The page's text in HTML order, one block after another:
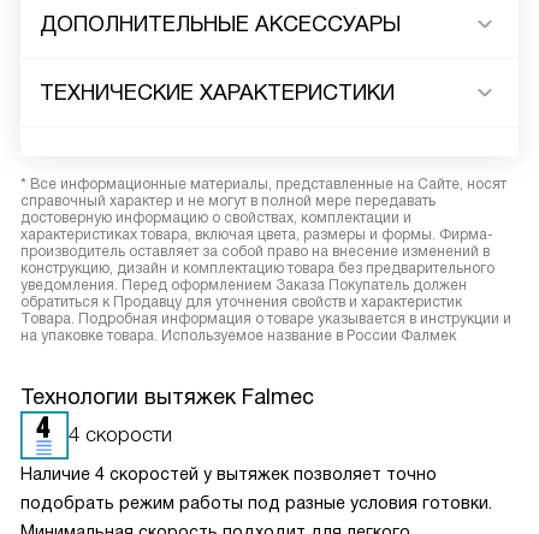
ДОПОЛНИТЕЛЬНЫЕ АКСЕССУАРЫ
ТЕХНИЧЕСКИЕ ХАРАКТЕРИСТИКИ
* Все информационные материалы, представленные на Сайте, носят
справочный характер и не могут в полной мере передавать
достоверную информацию о свойствах, комплектации и
характеристиках товара, включая цвета, размеры и формы. Фирма-
производитель оставляет за собой право на внесение изменений в
конструкцию, дизайн и комплектацию товара без предварительного
уведомления. Перед оформлением Заказа Покупатель должен
обратиться к Продавцу для уточнения свойств и характеристик
Товара. Подробная информация о товаре указывается в инструкции и
на упаковке товара. Используемое название в России Фалмек
Технологии вытяжек Falmec
4 скорости
Наличие 4 скоростей у вытяжек позволяет точно
подобрать режим работы под разные условия готовки.